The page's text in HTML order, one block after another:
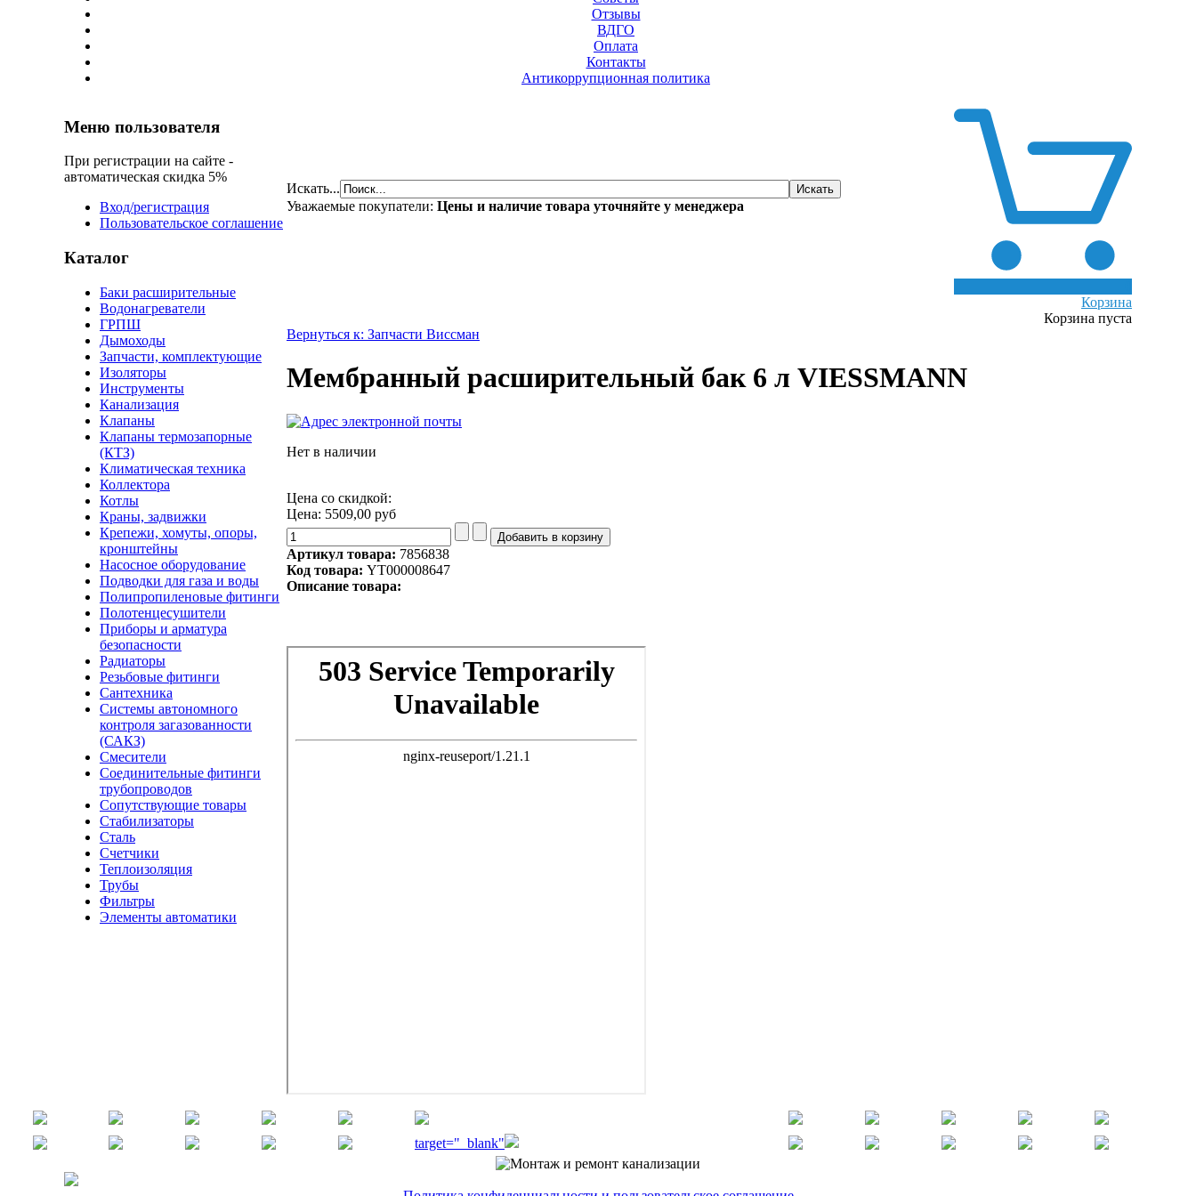
Отзывы
ВДГО
Оплата
Контакты
Антикоррупционная политика
Меню пользователя
При регистрации на сайте -
автоматическая скидка 5%
Вход/регистрация
Пользовательское соглашение
Каталог
Баки расширительные
Водонагреватели
ГРПШ
Дымоходы
Запчасти, комплектующие
Изоляторы
Инструменты
Канализация
Клапаны
Клапаны термозапорные
(КТЗ)
Климатическая техника
Коллектора
Котлы
Краны, задвижки
Крепежи, хомуты, опоры,
кронштейны
Насосное оборудование
Подводки для газа и воды
Полипропиленовые фитинги
Полотенцесушители
Приборы и арматура
безопасности
Радиаторы
Резьбовые фитинги
Сантехника
Системы автономного
контроля загазованности
(САКЗ)
Смесители
Соединительные фитинги
трубопроводов
Сопутствующие товары
Стабилизаторы
Сталь
Счетчики
Теплоизоляция
Трубы
Фильтры
Элементы автоматики
Искать...
Уважаемые покупатели: Цены и наличие товара уточняйте у менеджера
Корзина
Корзина пуста
Вернуться к: Запчасти Виссман
Мембранный расширительный бак 6 л VIESSMANN
Нет в наличии
Цена со скидкой:
Цена: 5509,00 руб
Артикул товара: 7856838
Код товара: YT000008647
Описание товара:
target="_blank"